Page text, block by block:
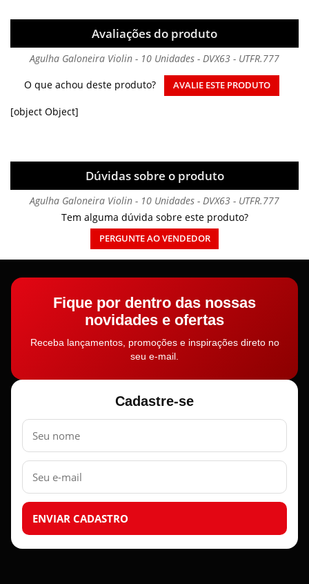
Avaliações do produto
Agulha Galoneira Violin - 10 Unidades - DVX63 - UTFR.777
O que achou deste produto?
AVALIE ESTE PRODUTO
[object Object]
Dúvidas sobre o produto
Agulha Galoneira Violin - 10 Unidades - DVX63 - UTFR.777
Tem alguma dúvida sobre este produto?
PERGUNTE AO VENDEDOR
Fique por dentro das nossas
novidades e ofertas
Receba lançamentos, promoções e inspirações direto no
seu e-mail.
Cadastre-se
Nome
E-
mail
ENVIAR CADASTRO